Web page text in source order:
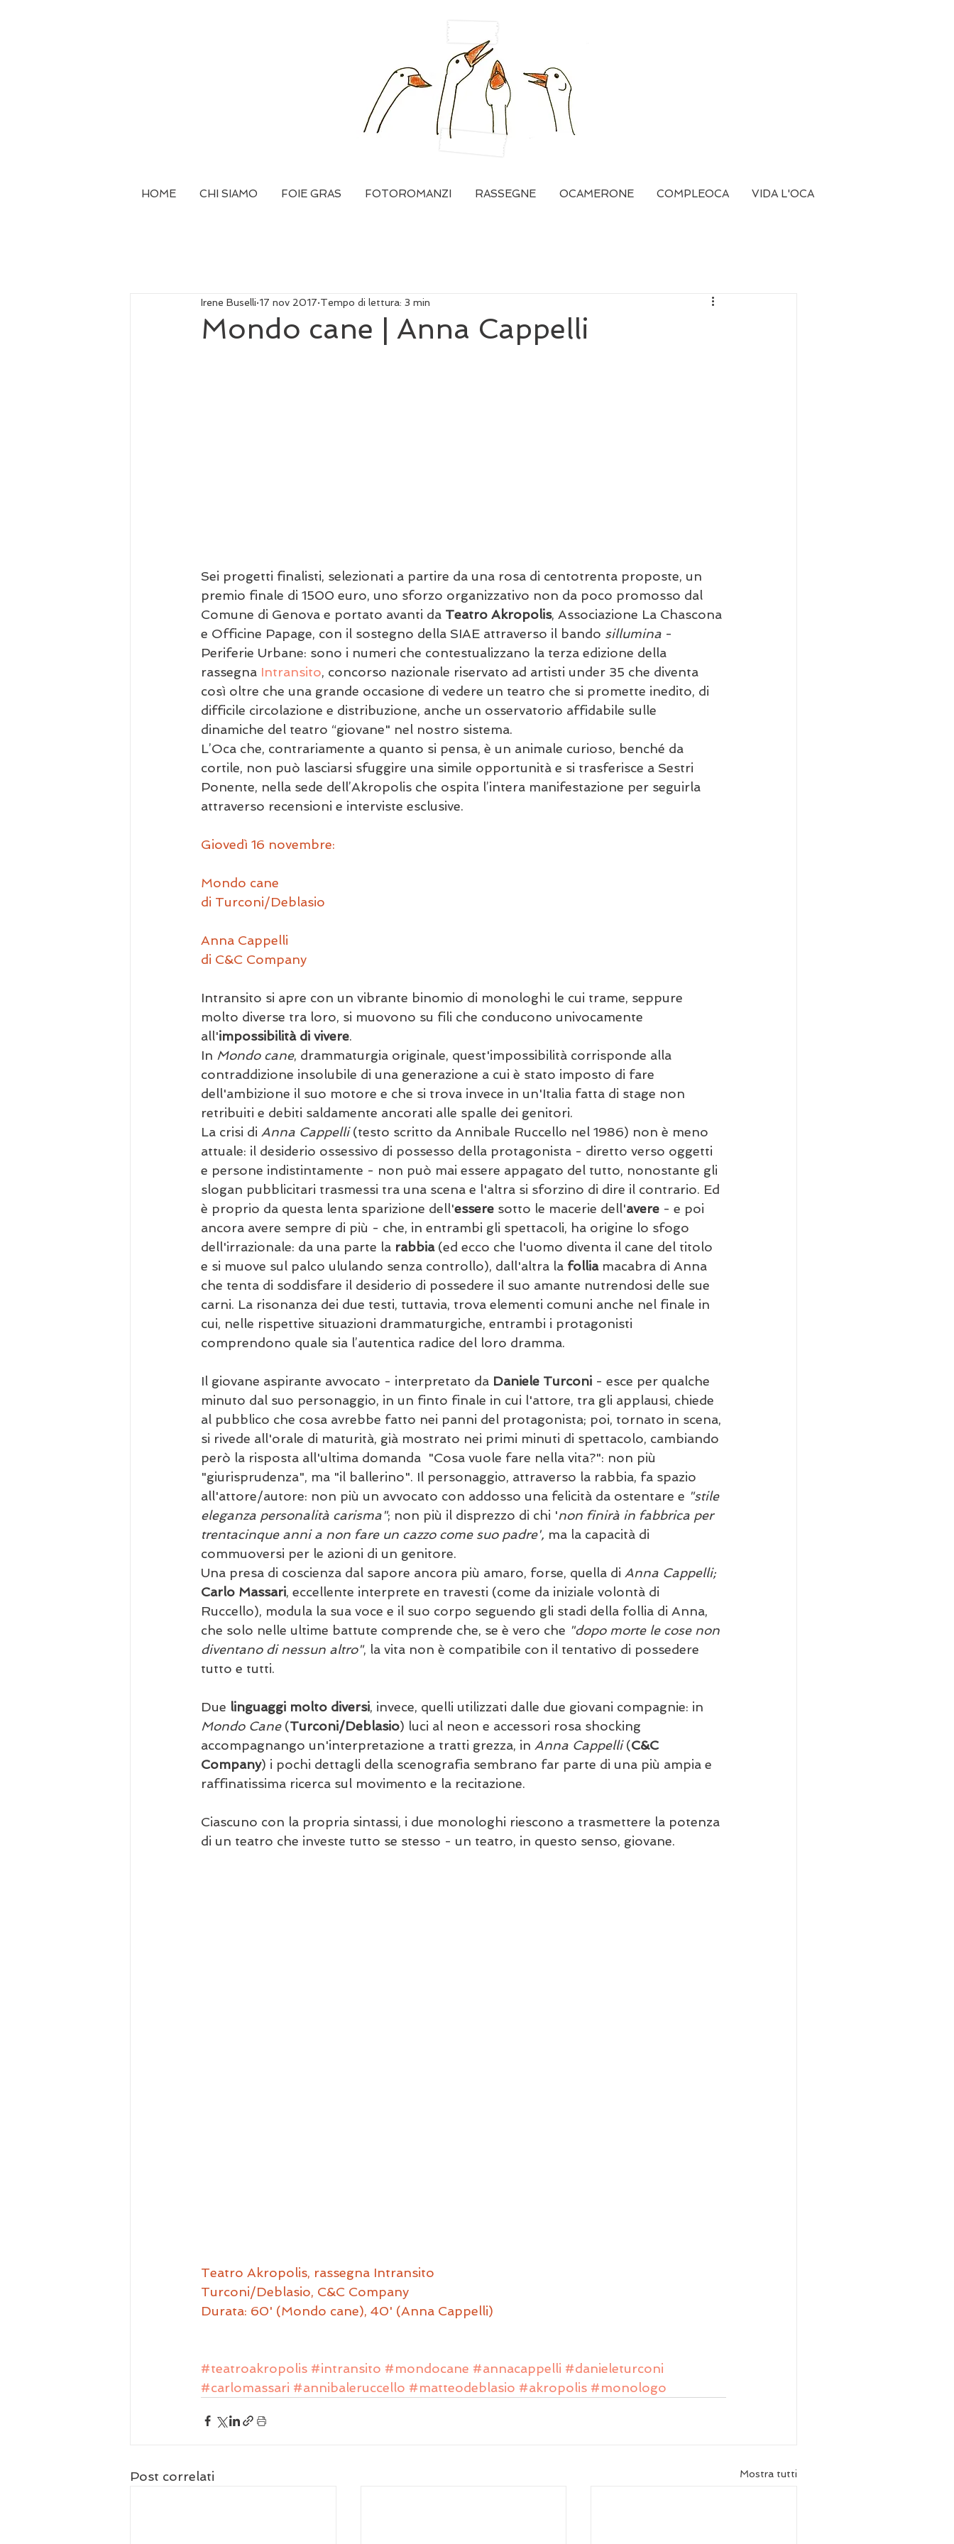
HOME CHI SIAMO FOIE GRAS FOTOROMANZI RASSEGNE OCAMERONE COMPLEOCA VIDA L'OCA
Mondo cane | Anna Cappelli
Irene Buselli 17 nov 2017 Tempo di lettura: 3 min
Sei progetti finalisti, selezionati a partire da una rosa di centotrenta proposte, un
premio finale di 1500 euro, uno sforzo organizzativo non da poco promosso dal
Comune di Genova e portato avanti da Teatro Akropolis, Associazione La Chascona
e Officine Papage, con il sostegno della SIAE attraverso il bando sillumina -
Periferie Urbane: sono i numeri che contestualizzano la terza edizione della
rassegna Intransito, concorso nazionale riservato ad artisti under 35 che diventa
così oltre che una grande occasione di vedere un teatro che si promette inedito, di
difficile circolazione e distribuzione, anche un osservatorio affidabile sulle
dinamiche del teatro “giovane" nel nostro sistema.
L’Oca che, contrariamente a quanto si pensa, è un animale curioso, benché da
cortile, non può lasciarsi sfuggire una simile opportunità e si trasferisce a Sestri
Ponente, nella sede dell’Akropolis che ospita l’intera manifestazione per seguirla
attraverso recensioni e interviste esclusive.
Giovedì 16 novembre:
Mondo cane
di Turconi/Deblasio
Anna Cappelli
di C&C Company
Intransito si apre con un vibrante binomio di monologhi le cui trame, seppure
molto diverse tra loro, si muovono su fili che conducono univocamente
all'impossibilità di vivere.
In Mondo cane, drammaturgia originale, quest'impossibilità corrisponde alla
contraddizione insolubile di una generazione a cui è stato imposto di fare
dell'ambizione il suo motore e che si trova invece in un'Italia fatta di stage non
retribuiti e debiti saldamente ancorati alle spalle dei genitori.
La crisi di Anna Cappelli (testo scritto da Annibale Ruccello nel 1986) non è meno
attuale: il desiderio ossessivo di possesso della protagonista - diretto verso oggetti
e persone indistintamente - non può mai essere appagato del tutto, nonostante gli
slogan pubblicitari trasmessi tra una scena e l'altra si sforzino di dire il contrario. Ed
è proprio da questa lenta sparizione dell'essere sotto le macerie dell'avere - e poi
ancora avere sempre di più - che, in entrambi gli spettacoli, ha origine lo sfogo
dell'irrazionale: da una parte la rabbia (ed ecco che l'uomo diventa il cane del titolo
e si muove sul palco ululando senza controllo), dall'altra la follia macabra di Anna
che tenta di soddisfare il desiderio di possedere il suo amante nutrendosi delle sue
carni. La risonanza dei due testi, tuttavia, trova elementi comuni anche nel finale in
cui, nelle rispettive situazioni drammaturgiche, entrambi i protagonisti
comprendono quale sia l’autentica radice del loro dramma.
Il giovane aspirante avvocato - interpretato da Daniele Turconi - esce per qualche
minuto dal suo personaggio, in un finto finale in cui l'attore, tra gli applausi, chiede
al pubblico che cosa avrebbe fatto nei panni del protagonista; poi, tornato in scena,
si rivede all'orale di maturità, già mostrato nei primi minuti di spettacolo, cambiando
però la risposta all'ultima domanda  "Cosa vuole fare nella vita?": non più
"giurisprudenza", ma "il ballerino". Il personaggio, attraverso la rabbia, fa spazio
all'attore/autore: non più un avvocato con addosso una felicità da ostentare e "stile
eleganza personalità carisma"; non più il disprezzo di chi 'non finirà in fabbrica per
trentacinque anni a non fare un cazzo come suo padre', ma la capacità di
commuoversi per le azioni di un genitore.
Una presa di coscienza dal sapore ancora più amaro, forse, quella di Anna Cappelli;
Carlo Massari, eccellente interprete en travesti (come da iniziale volontà di
Ruccello), modula la sua voce e il suo corpo seguendo gli stadi della follia di Anna,
che solo nelle ultime battute comprende che, se è vero che "dopo morte le cose non
diventano di nessun altro", la vita non è compatibile con il tentativo di possedere
tutto e tutti.
Due linguaggi molto diversi, invece, quelli utilizzati dalle due giovani compagnie: in
Mondo Cane (Turconi/Deblasio) luci al neon e accessori rosa shocking
accompagnango un'interpretazione a tratti grezza, in Anna Cappelli (C&C
Company) i pochi dettagli della scenografia sembrano far parte di una più ampia e
raffinatissima ricerca sul movimento e la recitazione.
Ciascuno con la propria sintassi, i due monologhi riescono a trasmettere la potenza
di un teatro che investe tutto se stesso - un teatro, in questo senso, giovane.
Teatro Akropolis, rassegna Intransito
Turconi/Deblasio, C&C Company
Durata: 60' (Mondo cane), 40' (Anna Cappelli)
#teatroakropolis #intransito #mondocane #annacappelli #danieleturconi
#carlomassari #annibaleruccello #matteodeblasio #akropolis #monologo
Post correlati Mostra tutti